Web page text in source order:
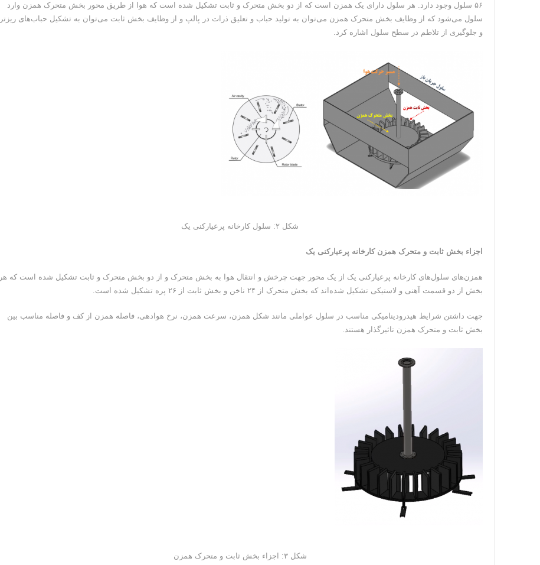
۵۶ سلول وجود دارد. هر سلول دارای یک همزن است که از دو بخش متحرک و ثابت تشکیل شده است که هوا از طریق محور بخش متحرک همزن وارد
سلول می‌شود که از وظایف بخش متحرک همزن می‌توان به تولید حباب و تعلیق ذرات در پالپ و از وظایف بخش ثابت می‌توان به تشکیل حباب‌های ریزتر
و جلوگیری از تلاطم در سطح سلول اشاره کرد.
شکل ۲: سلول کارخانه پرعیارکنی یک
اجزاء بخش ثابت و متحرک همزن کارخانه پرعیارکنی یک
همزن‌های سلول‌های کارخانه پرعیارکنی یک از یک محور جهت چرخش و انتقال هوا به بخش متحرک و از دو بخش متحرک و ثابت تشکیل شده است که هر
بخش از دو قسمت آهنی و لاستیکی تشکیل شده‌اند که بخش متحرک از ۲۴ ناخن و بخش ثابت از ۲۶ پره تشکیل شده است.
جهت داشتن شرایط هیدرودینامیکی مناسب در سلول عواملی مانند شکل همزن، سرعت همزن، نرخ هوادهی، فاصله همزن از کف و فاصله مناسب بین
بخش ثابت و متحرک همزن تاثیرگذار هستند.
شکل ۳: اجزاء بخش ثابت و متحرک همزن